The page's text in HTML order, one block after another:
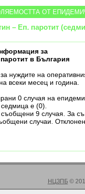
ОТ
– Еп. паротит
за
в България
нуждите на
всеки месец и година.
0 случая на
е (0).
съобщени 9 случая. За
случаи.
НЦЗПБ ©